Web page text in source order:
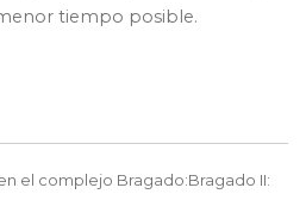
tiempo posible.
el complejo Bragado:Bragado II: